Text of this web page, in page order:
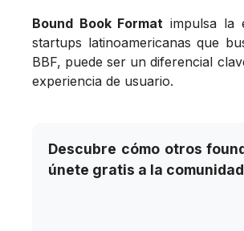
Bound Book Format impulsa la
startups latinoamericanas que
BBF, puede ser un diferencial
experiencia de usuario.
Descubre cómo otros
únete gratis a la